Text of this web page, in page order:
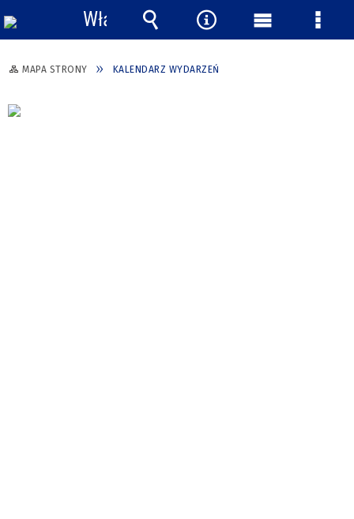
MAPA STRONY KALENDARZ WYDARZEŃ
Włącz
powiadomienia
Wyszukiwarka
Narzędzia
Menu Menu